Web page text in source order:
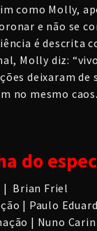
como Molly,
e não se
é descrita
Molly diz:
deixaram de
no mesmo caos.
do
| Brian Friel
| Paulo
| Nuno